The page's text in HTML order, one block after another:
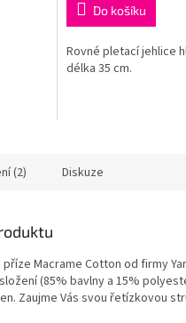
Do košíku
Rovné pletací jehlice
délka 35 cm.
(2) Diskuze
Macrame Cotton od firmy
(85% bavlny a 15%
Zaujme Vás svou řetízkovou